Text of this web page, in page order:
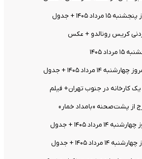
۱۴۰۵ + جدول
کریس رونالدو + عکس
۱۴۰۵
مرداد ۱۴۰۵ + جدول
یک کارخانه در جنوب تهران+ فیلم
از پشت‌صحنه «بامداد خمار»
۱۴۰۵ + جدول
۱۴۰۵ + جدول